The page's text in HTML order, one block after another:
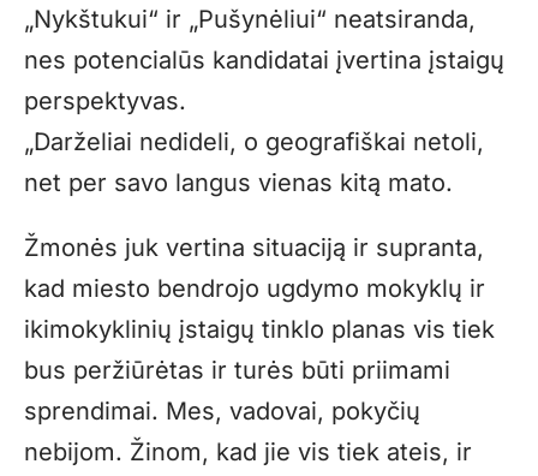
„Nykštukui“ ir „Pušynėliui“ neatsiranda,
nes potencialūs kandidatai įvertina įstaigų
perspektyvas.
„Darželiai nedideli, o geografiškai netoli,
net per savo langus vienas kitą mato.
Žmonės juk vertina situaciją ir supranta,
kad miesto bendrojo ugdymo mokyklų ir
ikimokyklinių įstaigų tinklo planas vis tiek
bus peržiūrėtas ir turės būti priimami
sprendimai. Mes, vadovai, pokyčių
nebijom. Žinom, kad jie vis tiek ateis, ir